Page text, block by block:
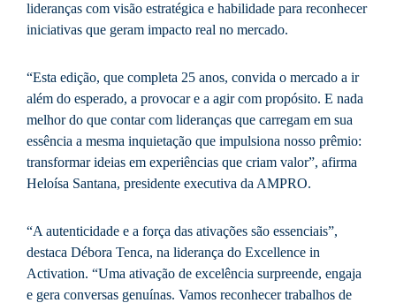
lideranças com visão estratégica e habilidade para reconhecer
iniciativas que geram impacto real no mercado.
“Esta edição, que completa 25 anos, convida o mercado a ir
além do esperado, a provocar e a agir com propósito. E nada
melhor do que contar com lideranças que carregam em sua
essência a mesma inquietação que impulsiona nosso prêmio:
transformar ideias em experiências que criam valor”, afirma
Heloísa Santana, presidente executiva da AMPRO.
“A autenticidade e a força das ativações são essenciais”,
destaca Débora Tenca, na liderança do Excellence in
Activation. “Uma ativação de excelência surpreende, engaja
e gera conversas genuínas. Vamos reconhecer trabalhos de